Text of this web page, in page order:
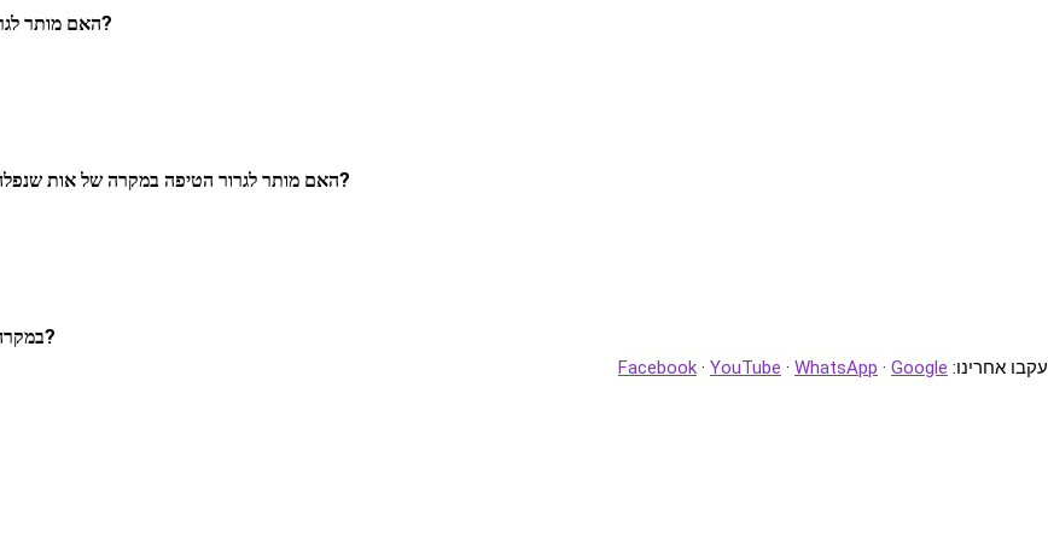
עקבו אחרינו: Facebook · YouTube · WhatsApp · Google